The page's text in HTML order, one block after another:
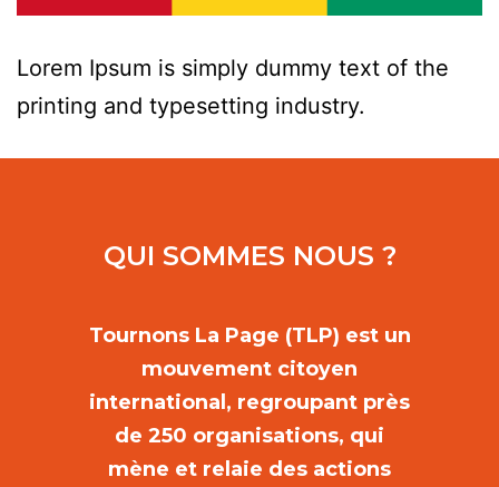
Lorem Ipsum is simply dummy text of the
printing and typesetting industry.
QUI SOMMES NOUS ?
Tournons La Page (TLP) est un
mouvement citoyen
international, regroupant près
de 250 organisations, qui
mène et relaie des actions